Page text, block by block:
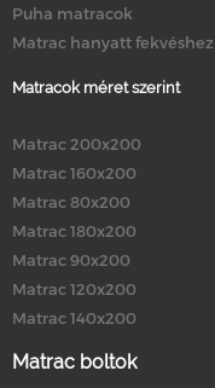
Puha matracok
Matrac hanyatt fekvéshez
Matracok méret szerint
Matrac 200x200
Matrac 160x200
Matrac 80x200
Matrac 180x200
Matrac 90x200
Matrac 120x200
Matrac 140x200
Matrac boltok